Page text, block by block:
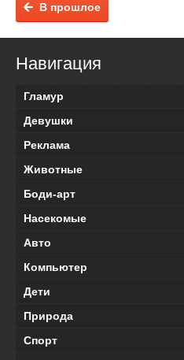
В прошлое
Навигация
Гламур
Девушки
Реклама
Животные
Боди-арт
Насекомые
Авто
Компьютер
Дети
Природа
Спорт